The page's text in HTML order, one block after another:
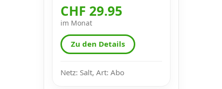
CHF 29.95
im Monat
Zu den Details
Netz: Salt, Art: Abo